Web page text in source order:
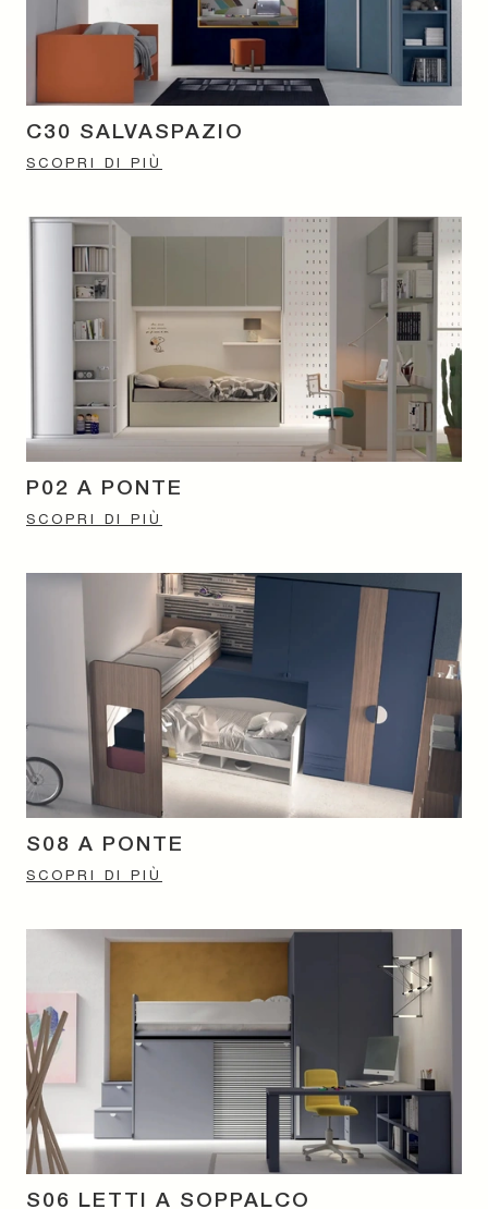
C30 SALVASPAZIO
SCOPRI DI PIÙ
P02 A PONTE
SCOPRI DI PIÙ
S08 A PONTE
SCOPRI DI PIÙ
S06 LETTI A SOPPALCO